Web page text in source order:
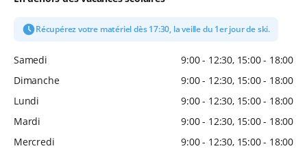
Récupérez votre matériel dès 17:30, la veille du 1er jour de ski.
Samedi
9:00 - 12:30, 15:00 - 18:00
Dimanche
9:00 - 12:30, 15:00 - 18:00
Lundi
9:00 - 12:30, 15:00 - 18:00
Mardi
9:00 - 12:30, 15:00 - 18:00
Mercredi
9:00 - 12:30, 15:00 - 18:00